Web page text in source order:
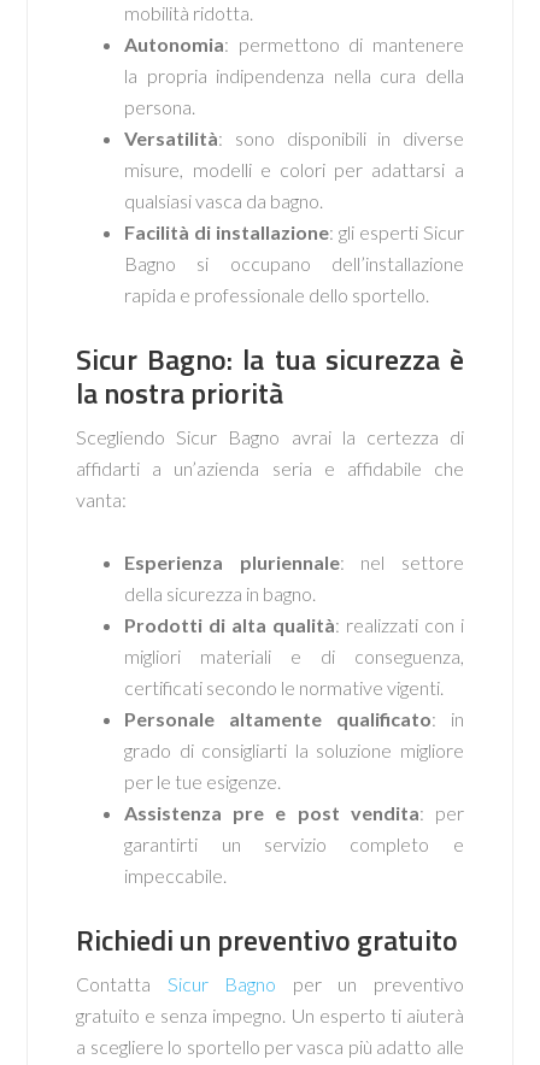
mobilità ridotta.
Autonomia: permettono di mantenere
la propria indipendenza nella cura della
persona.
Versatilità: sono disponibili in diverse
misure, modelli e colori per adattarsi a
qualsiasi vasca da bagno.
Facilità di installazione: gli esperti Sicur
Bagno si occupano dell’installazione
rapida e professionale dello sportello.
Sicur Bagno: la tua sicurezza è
la nostra priorità
Scegliendo Sicur Bagno avrai la certezza di
affidarti a un’azienda seria e affidabile che
vanta:
Esperienza pluriennale: nel settore
della sicurezza in bagno.
Prodotti di alta qualità: realizzati con i
migliori materiali e di conseguenza,
certificati secondo le normative vigenti.
Personale altamente qualificato: in
grado di consigliarti la soluzione migliore
per le tue esigenze.
Assistenza pre e post vendita: per
garantirti un servizio completo e
impeccabile.
Richiedi un preventivo gratuito
Contatta Sicur Bagno per un preventivo
gratuito e senza impegno. Un esperto ti aiuterà
a scegliere lo sportello per vasca più adatto alle